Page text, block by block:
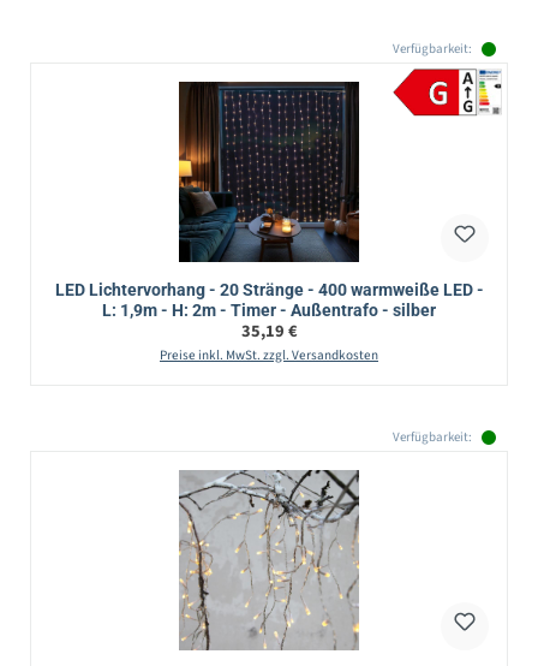
Verfügbarkeit:
LED Lichtervorhang - 20 Stränge - 400 warmweiße LED -
L: 1,9m - H: 2m - Timer - Außentrafo - silber
Regulärer Preis:
35,19 €
Preise inkl. MwSt. zzgl. Versandkosten
Verfügbarkeit: